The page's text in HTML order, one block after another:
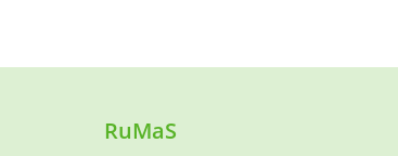
RuMaS